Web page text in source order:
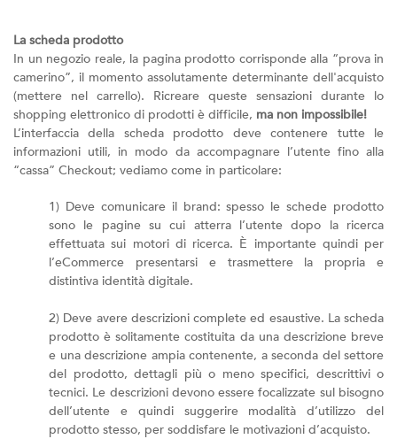
La scheda prodotto
In un negozio reale, la pagina prodotto corrisponde alla “prova in
camerino”, il momento assolutamente determinante dell'acquisto
(mettere nel carrello). Ricreare queste sensazioni durante lo
shopping elettronico di prodotti è difficile, ma non impossibile!
L’interfaccia della scheda prodotto deve contenere tutte le
informazioni utili, in modo da accompagnare l’utente fino alla
“cassa” Checkout; vediamo come in particolare:
1) Deve comunicare il brand: spesso le schede prodotto
sono le pagine su cui atterra l’utente dopo la ricerca
effettuata sui motori di ricerca. È importante quindi per
l’eCommerce presentarsi e trasmettere la propria e
distintiva identità digitale.
2) Deve avere descrizioni complete ed esaustive. La scheda
prodotto è solitamente costituita da una descrizione breve
e una descrizione ampia contenente, a seconda del settore
del prodotto, dettagli più o meno specifici, descrittivi o
tecnici. Le descrizioni devono essere focalizzate sul bisogno
dell’utente e quindi suggerire modalità d’utilizzo del
prodotto stesso, per soddisfare le motivazioni d’acquisto.